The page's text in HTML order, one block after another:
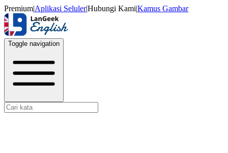
Premium|Aplikasi Seluler|Hubungi Kami|Kamus Gambar
Toggle navigation